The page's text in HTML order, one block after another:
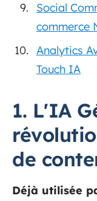
Social
commerce
Analytics
Touch IA
1. L'IA
de
Déjà utilisée